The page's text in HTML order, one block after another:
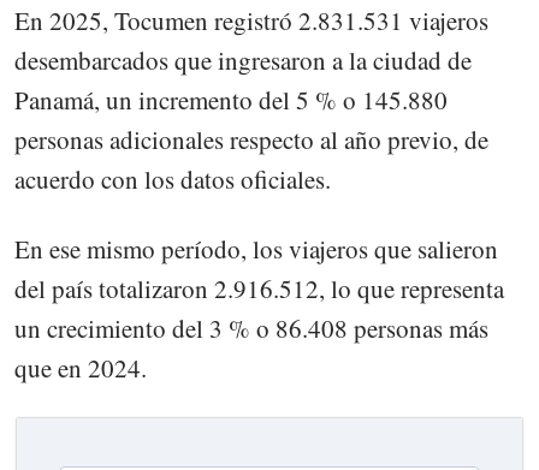
En 2025, Tocumen registró 2.831.531 viajeros
desembarcados que ingresaron a la ciudad de
Panamá, un incremento del 5 % o 145.880
personas adicionales respecto al año previo, de
acuerdo con los datos oficiales.
En ese mismo período, los viajeros que salieron
del país totalizaron 2.916.512, lo que representa
un crecimiento del 3 % o 86.408 personas más
que en 2024.